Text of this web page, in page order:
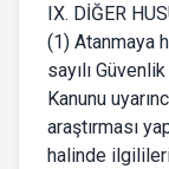
IX. DİĞER
(1) Atanmaya
sayılı
Kanunu
araştırması
halinde